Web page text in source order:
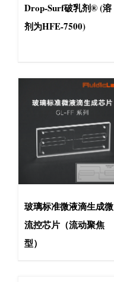
Drop-Surf破乳剂® (溶
剂为HFE-7500)
玻璃标准微液滴生成微
流控芯片（流动聚焦
型）